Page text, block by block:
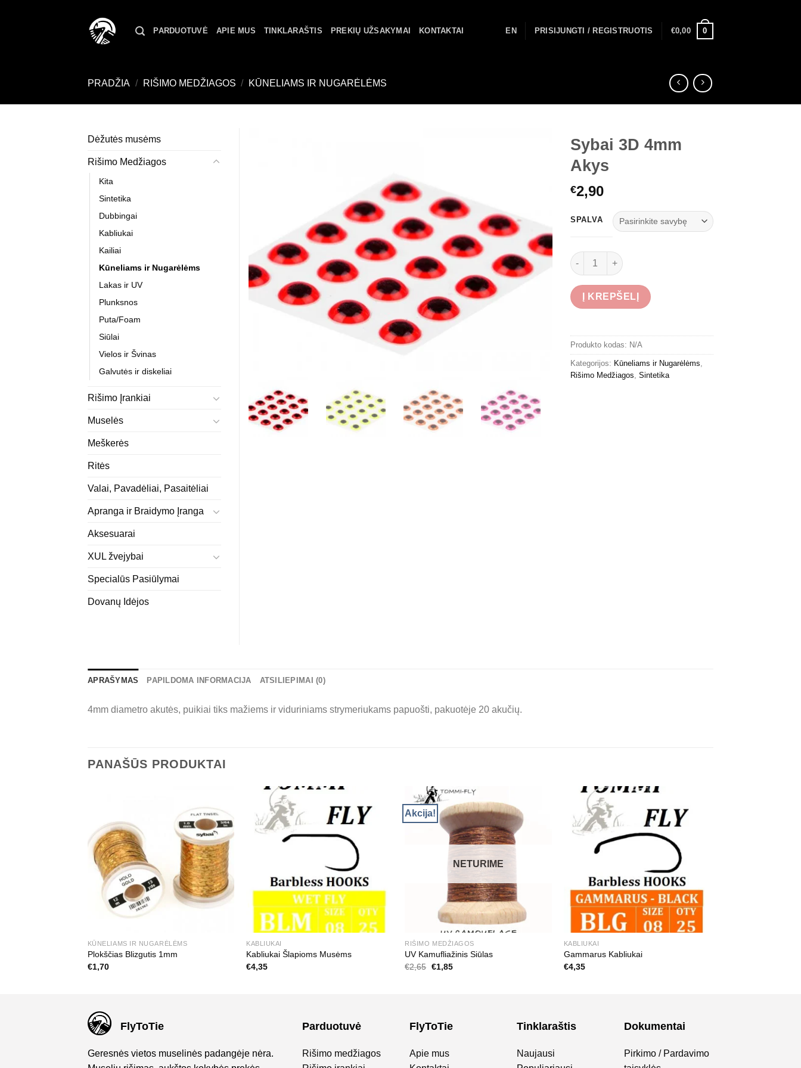
PARDUOTUVĖ APIE MUS TINKLARAŠTIS PREKIŲ UŽSAKYMAI KONTAKTAI EN PRISIJUNGTI / REGISTRUOTIS €0,00 0
PRADŽIA / RIŠIMO MEDŽIAGOS / KŪNELIAMS IR NUGARĖLĖMS
Sybai 3D 4mm
Akys
€2,90
SPALVA
produkto kiekis: Sybai 3D 4mm Akys
Į KREPŠELĮ
Produkto kodas: N/A
Kategorijos: Kūneliams ir Nugarėlėms
Rišimo Medžiagos Sintetika
Dėžutės musėms
Rišimo Medžiagos
Kita
Sintetika
Dubbingai
Kabliukai
Kailiai
Kūneliams ir Nugarėlėms
Lakas ir UV
Plunksnos
Puta/Foam
Siūlai
Vielos ir Švinas
Galvutės ir diskeliai
Rišimo Įrankiai
Muselės
Meškerės
Ritės
Valai, Pavadėliai, Pasaitėliai
Apranga ir Braidymo Įranga
Aksesuarai
XUL žvejybai
Specialūs Pasiūlymai
Dovanų Idėjos
APRAŠYMAS PAPILDOMA INFORMACIJA ATSILIEPIMAI (0)
4mm diametro akutės, puikiai tiks mažiems ir viduriniams strymeriukams papuošti, pakuotėje 20 akučių.
PANAŠŪS PRODUKTAI
KŪNELIAMS IR NUGARĖLĖMS
Plokščias Blizgutis 1mm
€1,70
KABLIUKAI
Kabliukai Šlapioms Musėms
€4,35
Akcija!
NETURIME
RIŠIMO MEDŽIAGOS
UV Kamufliažinis Siūlas
€2,65 Original
price
€1,85Current
KABLIUKAI
Gammarus Kabliukai
€4,35
FlyToTie
Geresnės vietos muselinės padangėje nėra.
Parduotuvė
Rišimo medžiagos
FlyToTie
Apie mus
Tinklaraštis
Naujausi
Dokumentai
Pirkimo / Pardavimo